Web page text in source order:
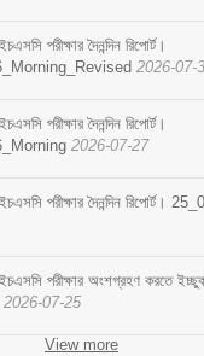
পরীক্ষার দৈনন্দিন রিপোর্ট।
2026-07-
পরীক্ষার দৈনন্দিন রিপোর্ট।
2026-07-27
পরীক্ষার দৈনন্দিন রিপোর্ট।
পরীক্ষার অংশগ্রহণ করতে ইচ্ছুক
2026-07-25
View more